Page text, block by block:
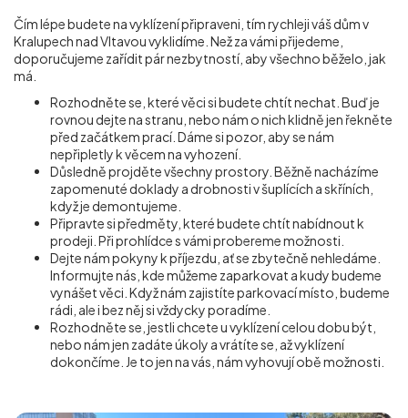
Čím lépe budete na vyklízení připraveni, tím rychleji váš dům v
Kralupech nad Vltavou vyklidíme. Než za vámi přijedeme,
doporučujeme zařídit pár nezbytností, aby všechno běželo, jak
má.
Rozhodněte se, které věci si budete chtít nechat. Buď je
rovnou dejte na stranu, nebo nám o nich klidně jen řekněte
před začátkem prací. Dáme si pozor, aby se nám
nepřipletly k věcem na vyhození.
Důsledně projděte všechny prostory. Běžně nacházíme
zapomenuté doklady a drobnosti v šuplících a skříních,
když je demontujeme.
Připravte si předměty, které budete chtít nabídnout k
prodeji. Při prohlídce s vámi probereme možnosti.
Dejte nám pokyny k příjezdu, ať se zbytečně nehledáme.
Informujte nás, kde můžeme zaparkovat a kudy budeme
vynášet věci. Když nám zajistíte parkovací místo, budeme
rádi, ale i bez něj si vždycky poradíme.
Rozhodněte se, jestli chcete u vyklízení celou dobu být,
nebo nám jen zadáte úkoly a vrátíte se, až vyklízení
dokončíme. Je to jen na vás, nám vyhovují obě možnosti.